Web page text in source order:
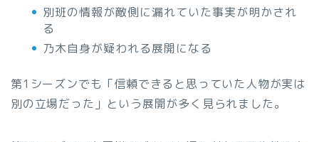
別班の情報が敵側に漏れていた事実が明かされ
る
乃木自身が疑われる展開になる
第1シーズンでも「信頼できると思っていた人物が実は
別の立場だった」という展開が多く見られました。